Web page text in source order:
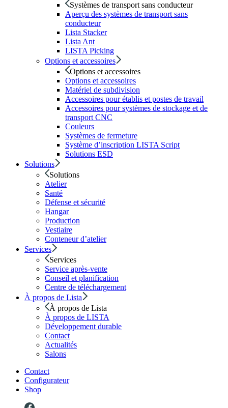
Systèmes de transport sans conducteur
Aperçu des systèmes de transport sans
conducteur
Lista Stacker
Lista Ant
LISTA Picking
Options et accessoires
Options et accessoires
Options et accessoires
Matériel de subdivision
Accessoires pour établis et postes de travail
Accessoires pour systèmes de stockage et de
transport CNC
Couleurs
Systèmes de fermeture
Système d’inscription LISTA Script
Solutions ESD
Solutions
Solutions
Atelier
Santé
Défense et sécurité
Hangar
Production
Vestiaire
Conteneur d’atelier
Services
Services
Service après-vente
Conseil et planification
Centre de téléchargement
À propos de Lista
À propos de Lista
À propos de LISTA
Développement durable
Contact
Actualités
Salons
Contact
Configurateur
Shop